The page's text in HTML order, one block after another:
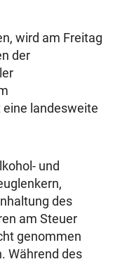
wird am Freitag
der
landesweite
und
des
am Steuer
genommen
Während des